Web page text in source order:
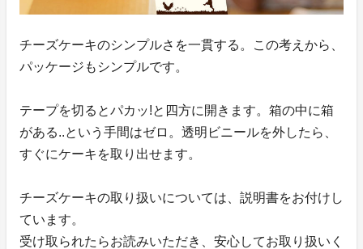
チーズケーキのシンプルさを一貫する。この考えから、
パッケージもシンプルです。
テープを切るとパカッ!と四方に開きます。箱の中に箱
がある..という手間はゼロ。透明ビニールを外したら、
すぐにケーキを取り出せます。
チーズケーキの取り扱いについては、説明書をお付けし
ています。
受け取られたらお読みいただき、安心してお取り扱いく